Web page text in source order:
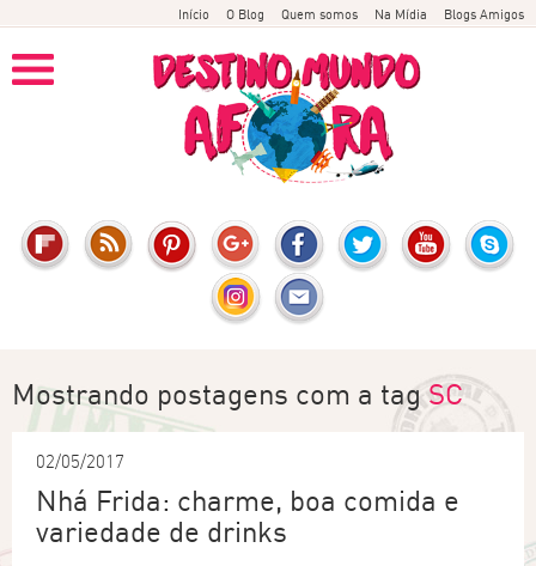
Início O Blog Quem somos Na Mídia Blogs Amigos
Mostrando postagens com a tagSC
02/05/2017
Nhá Frida: charme, boa comida e
variedade de drinks